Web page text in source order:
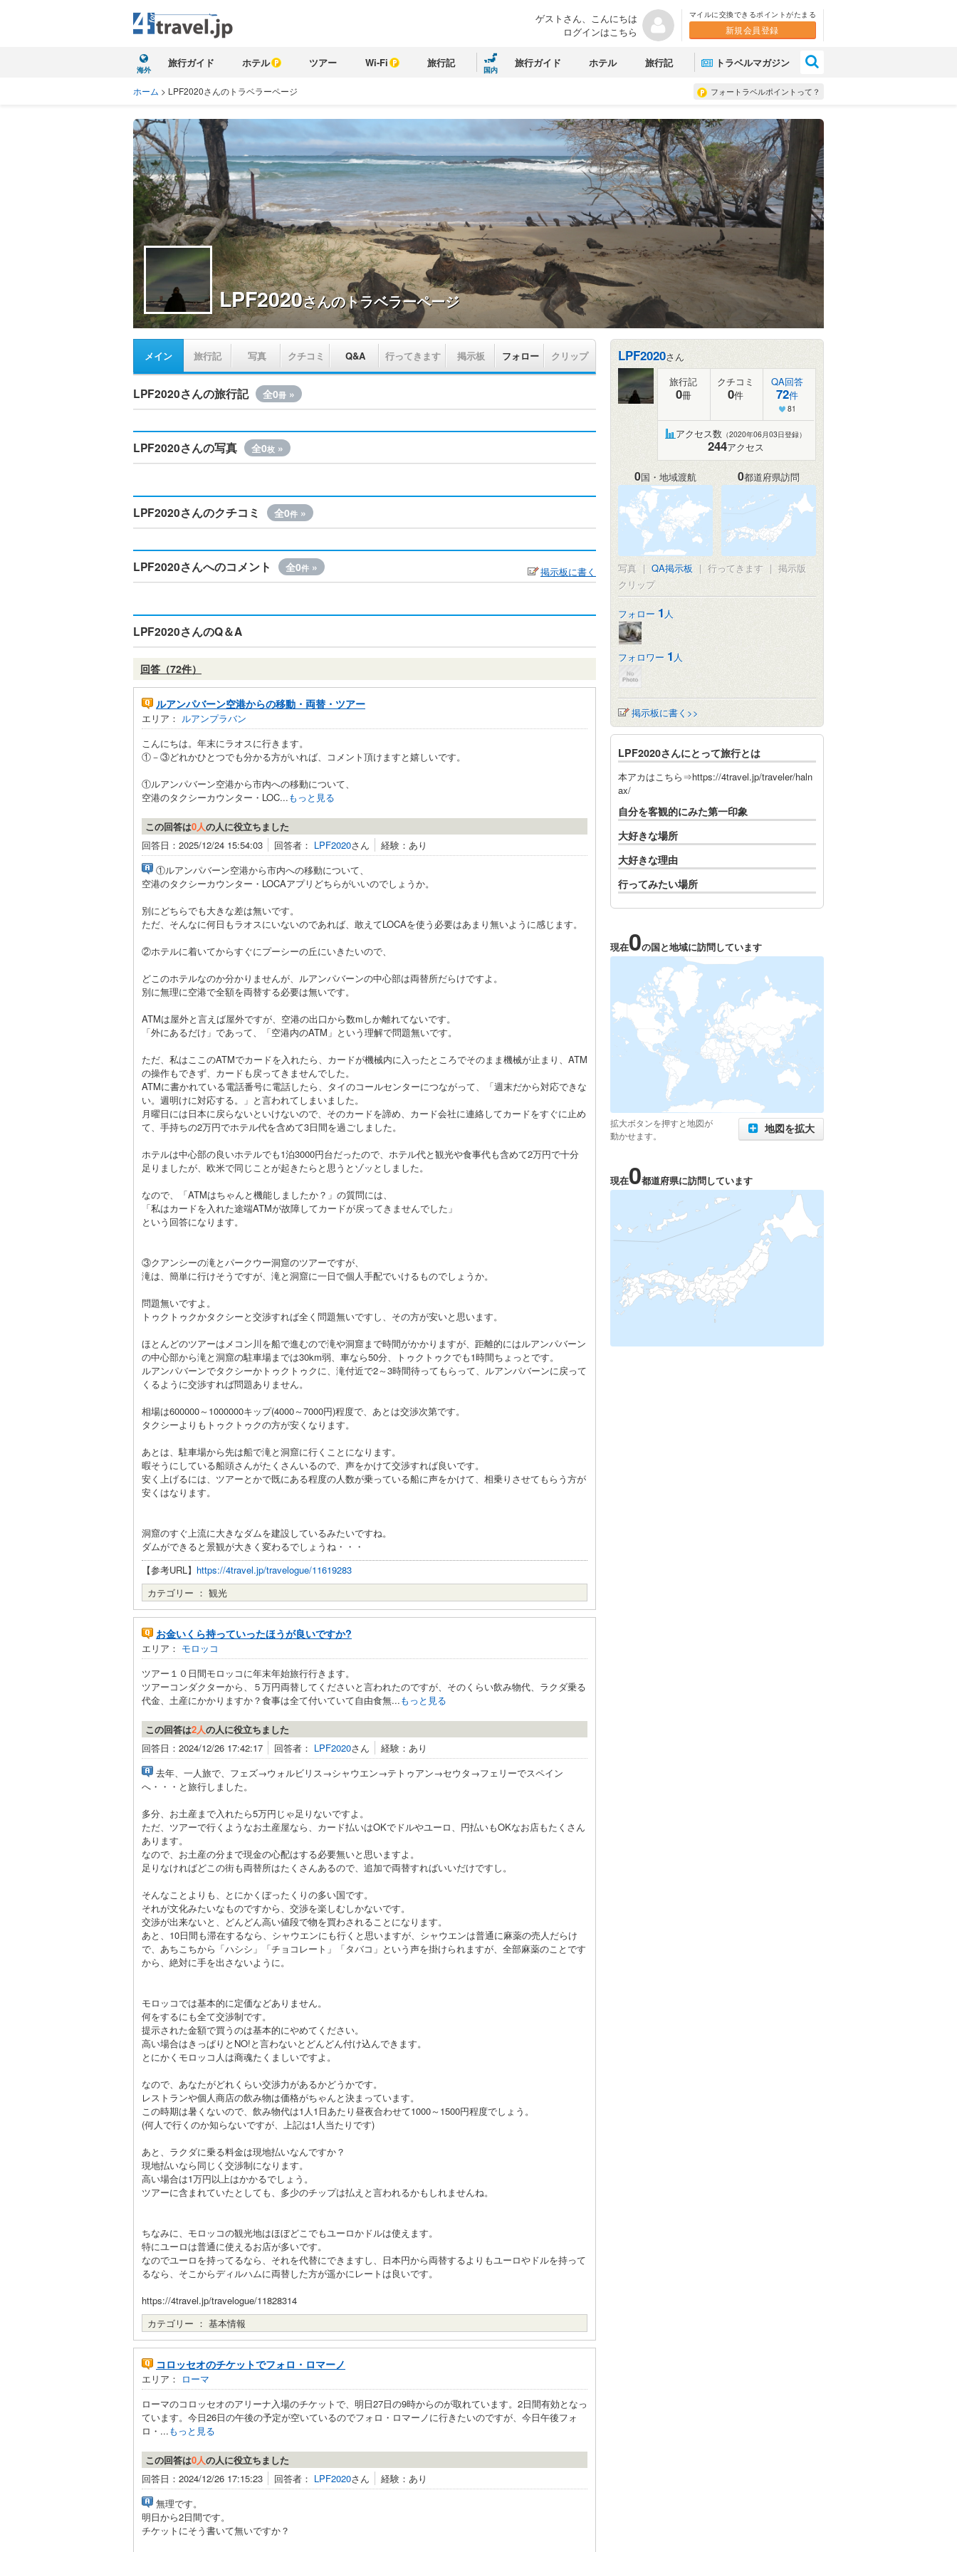
ゲストさん、こんにちは
ログインはこちら
マイルに交換できるポイントがたまる
新規会員登録
海外
旅行ガイド ホテル ツアー Wi-Fi 旅行記
国内
旅行ガイド ホテル 旅行記 トラベルマガジン
フォートラベルポイントって？
ホーム > LPF2020さんのトラベラーページ
LPF2020さんのトラベラーページ
メイン 旅行記 写真 クチコミ Q&A 行ってきます 掲示板 フォロー クリップ
LPF2020さんの旅行記 全0冊 »
LPF2020さんの写真 全0枚 »
LPF2020さんのクチコミ 全0件 »
LPF2020さんへのコメント 全0件 » 掲示板に書く
LPF2020さんのQ＆A
回答（72件）
ルアンパバーン空港からの移動・両替・ツアー
エリア： ルアンプラバン
こんにちは。年末にラオスに行きます。
①－③どれかひとつでも分かる方がいれば、コメント頂けますと嬉しいです。
①ルアンパバーン空港から市内への移動について、
空港のタクシーカウンター・LOC...もっと見る
この回答は0人の人に役立ちました
回答日：2025/12/24 15:54:03
回答者： LPF2020さん
経験：あり
①ルアンパバーン空港から市内への移動について、
空港のタクシーカウンター・LOCAアプリどちらがいいのでしょうか。
別にどちらでも大きな差は無いです。
ただ、そんなに何日もラオスにいないのであれば、敢えてLOCAを使う必要はあまり無いように感じます。
②ホテルに着いてからすぐにプーシーの丘にいきたいので、
どこのホテルなのか分かりませんが、ルアンパバーンの中心部は両替所だらけですよ。
別に無理に空港で全額を両替する必要は無いです。
ATMは屋外と言えば屋外ですが、空港の出口から数mしか離れてないです。
「外にあるだけ」であって、「空港内のATM」という理解で問題無いです。
ただ、私はここのATMでカードを入れたら、カードが機械内に入ったところでそのまま機械が止まり、ATM
の操作もできず、カードも戻ってきませんでした。
ATMに書かれている電話番号に電話したら、タイのコールセンターにつながって、「週末だから対応できな
い。週明けに対応する。」と言われてしまいました。
月曜日には日本に戻らないといけないので、そのカードを諦め、カード会社に連絡してカードをすぐに止め
て、手持ちの2万円でホテル代を含めて3日間を過ごしました。
ホテルは中心部の良いホテルでも1泊3000円台だったので、ホテル代と観光や食事代も含めて2万円で十分
足りましたが、欧米で同じことが起きたらと思うとゾッとしました。
なので、「ATMはちゃんと機能しましたか？」の質問には、
「私はカードを入れた途端ATMが故障してカードが戻ってきませんでした」
という回答になります。
③クアンシーの滝とパークウー洞窟のツアーですが、
滝は、簡単に行けそうですが、滝と洞窟に一日で個人手配でいけるものでしょうか。
問題無いですよ。
トゥクトゥクかタクシーと交渉すれば全く問題無いですし、その方が安いと思います。
ほとんどのツアーはメコン川を船で進むので滝や洞窟まで時間がかかりますが、距離的にはルアンパバーン
の中心部から滝と洞窟の駐車場までは30km弱、車なら50分、トゥクトゥクでも1時間ちょっとです。
ルアンパバーンでタクシーかトゥクトゥクに、滝付近で2～3時間待ってもらって、ルアンパバーンに戻って
くるように交渉すれば問題ありません。
相場は600000～1000000キップ(4000～7000円)程度で、あとは交渉次第です。
タクシーよりもトゥクトゥクの方が安くなります。
あとは、駐車場から先は船で滝と洞窟に行くことになります。
暇そうにしている船頭さんがたくさんいるので、声をかけて交渉すれば良いです。
安く上げるには、ツアーとかで既にある程度の人数が乗っている船に声をかけて、相乗りさせてもらう方が
安くはなります。
洞窟のすぐ上流に大きなダムを建設しているみたいですね。
ダムができると景観が大きく変わるでしょうね・・・
【参考URL】 https://4travel.jp/travelogue/11619283
カテゴリー ： 観光
お金いくら持っていったほうが良いですか?
エリア： モロッコ
ツアー１０日間モロッコに年末年始旅行行きます。
ツアーコンダクターから、５万円両替してくださいと言われたのですが、そのくらい飲み物代、ラクダ乗る
代金、土産にかかりますか？食事は全て付いていて自由食無...もっと見る
この回答は2人の人に役立ちました
回答日：2024/12/26 17:42:17
回答者： LPF2020さん
経験：あり
去年、一人旅で、フェズ→ウォルビリス→シャウエン→テトゥアン→セウタ→フェリーでスペイン
へ・・・と旅行しました。
多分、お土産まで入れたら5万円じゃ足りないですよ。
ただ、ツアーで行くようなお土産屋なら、カード払いはOKでドルやユーロ、円払いもOKなお店もたくさん
あります。
なので、お土産の分まで現金の心配はする必要無いと思いますよ。
足りなければどこの街も両替所はたくさんあるので、追加で両替すればいいだけですし。
そんなことよりも、とにかくぼったくりの多い国です。
それが文化みたいなものですから、交渉を楽しむしかないです。
交渉が出来ないと、どんどん高い値段で物を買わされることになります。
あと、10日間も滞在するなら、シャウエンにも行くと思いますが、シャウエンは普通に麻薬の売人だらけ
で、あちこちから「ハシシ」「チョコレート」「タバコ」という声を掛けられますが、全部麻薬のことです
から、絶対に手を出さないように。
モロッコでは基本的に定価などありません。
何をするにも全て交渉制です。
提示された金額で買うのは基本的にやめてください。
高い場合はきっぱりとNO!と言わないとどんどん付け込んできます。
とにかくモロッコ人は商魂たくましいですよ。
なので、あなたがどれくらい交渉力があるかどうかです。
レストランや個人商店の飲み物は価格がちゃんと決まっています。
この時期は暑くないので、飲み物代は1人1日あたり昼夜合わせて1000～1500円程度でしょう。
(何人で行くのか知らないですが、上記は1人当たりです)
あと、ラクダに乗る料金は現地払いなんですか？
現地払いなら同じく交渉制になります。
高い場合は1万円以上はかかるでしょう。
ツアーに含まれていたとしても、多少のチップは払えと言われるかもしれませんね。
ちなみに、モロッコの観光地はほぼどこでもユーロかドルは使えます。
特にユーロは普通に使えるお店が多いです。
なのでユーロを持ってるなら、それを代替にできますし、日本円から両替するよりもユーロやドルを持って
るなら、そこからディルハムに両替した方が遥かにレートは良いです。
https://4travel.jp/travelogue/11828314
カテゴリー ： 基本情報
コロッセオのチケットでフォロ・ロマーノ
エリア： ローマ
ローマのコロッセオのアリーナ入場のチケットで、明日27日の9時からのが取れています。2日間有効となっ
ています。今日26日の午後の予定が空いているのでフォロ・ロマーノに行きたいのですが、今日午後フォ
ロ・...もっと見る
この回答は0人の人に役立ちました
回答日：2024/12/26 17:15:23
回答者： LPF2020さん
経験：あり
無理です。
明日から2日間です。
チケットにそう書いて無いですか？
LPF2020さん
旅行記
0冊
クチコミ
0件
QA回答
72件
81
アクセス数 （2020年06月03日登録）
244アクセス
0国・地域渡航 0都道府県訪問
写真 | QA掲示板 | 行ってきます | 掲示版
クリップ
フォロー 1 人
フォロワー 1 人
掲示板に書く>>
LPF2020さんにとって旅行とは
本アカはこちら⇒https://4travel.jp/traveler/haln
ax/
自分を客観的にみた第一印象
大好きな場所
大好きな理由
行ってみたい場所
現在0の国と地域に訪問しています
拡大ボタンを押すと地図が
動かせます。
地図を拡大
現在0都道府県に訪問しています